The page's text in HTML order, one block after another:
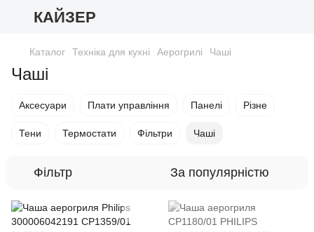
КАЙЗЕР
Каталог Техніка для кухні Аерогрилі Чаші
Чаші
Аксесуари Плати управління Панелі Різне
Тени Термостати Фільтри Чаші
Фільтр За популярністю